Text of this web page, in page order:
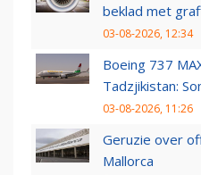
beklad met
03-08-2026, 12:34
Boeing 737
Tadzjikistan:
03-08-2026, 11:26
Geruzie over
Mallorca